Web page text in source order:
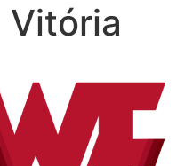
Vitória